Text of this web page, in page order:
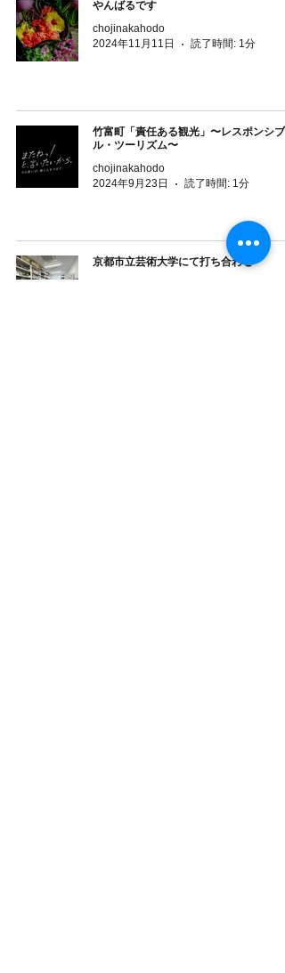
やんばるです
chojinakahodo
2024年11月11日
読了時間: 1分
竹富町「責任ある観光」〜レスポンシブ
ル・ツーリズム〜
chojinakahodo
2024年9月23日
読了時間: 1分
京都市立芸術大学にて打ち合わせ